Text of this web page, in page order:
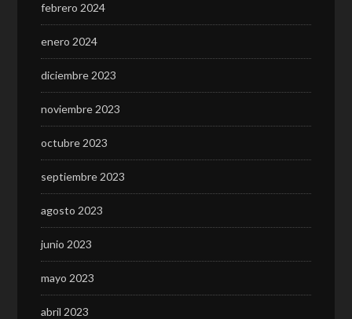
febrero 2024
enero 2024
diciembre 2023
noviembre 2023
octubre 2023
septiembre 2023
agosto 2023
junio 2023
mayo 2023
abril 2023